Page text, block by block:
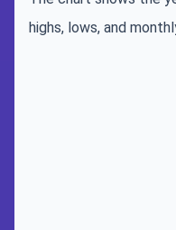
highs, lows, and